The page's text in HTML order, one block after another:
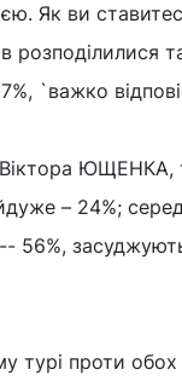
Як ви
розподілилися
`важко
Віктора
– 24%;
56%,
турі проти